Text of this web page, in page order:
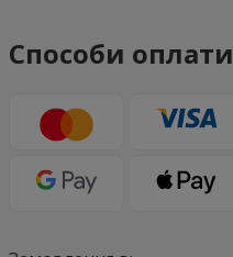
Способи оплати